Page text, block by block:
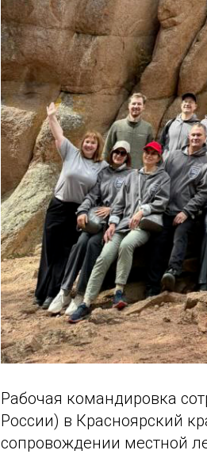
Рабочая командировка
России) в Красноярский
сопровождении местной